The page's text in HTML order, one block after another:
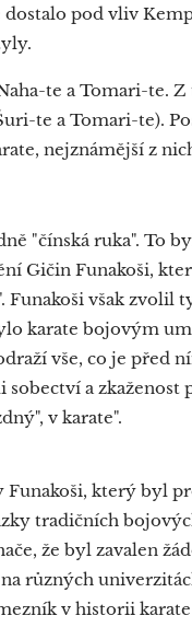
dostalo pod vliv
te a Tomari-te. Z
te a Tomari-te).
nejznámější z
"čínská ruka". To
Gičin Funakoši,
Funakoši však zvolil
karate bojovým
vše, co je před
a zkaženost
v karate".
který byl
tradičních
že byl zavalen
různých
v historii karate